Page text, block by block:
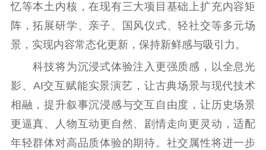
忆等本土内核，在现有三大项目基础上扩充内容矩
阵，拓展研学、亲子、国风仪式、轻社交等多元场
景，实现内容常态化更新，保持新鲜感与吸引力。
科技将为沉浸式体验注入更强质感，以全息光
影、AI交互赋能实景演艺，让古典场景与现代技术
相融，提升叙事沉浸感与交互自由度，让历史场景
更逼真、人物互动更自然、剧情走向更灵动，适配
年轻群体对高品质体验的期待。社交属性将进一步